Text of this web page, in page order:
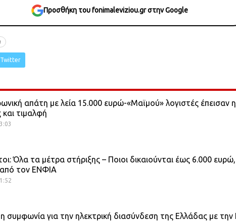
Προσθήκη του fonimaleviziou.gr στην Google
Twitter
απάτη με λεία 15.000 ευρώ-«Μαϊμού» λογιστές έπεισαν
και τιμαλφή
Όλα τα μέτρα στήριξης – Ποιοι δικαιούνται έως 6.000 ευρώ,
τον ΕΝΦΙΑ
συμφωνία για την ηλεκτρική διασύνδεση της Ελλάδας με την